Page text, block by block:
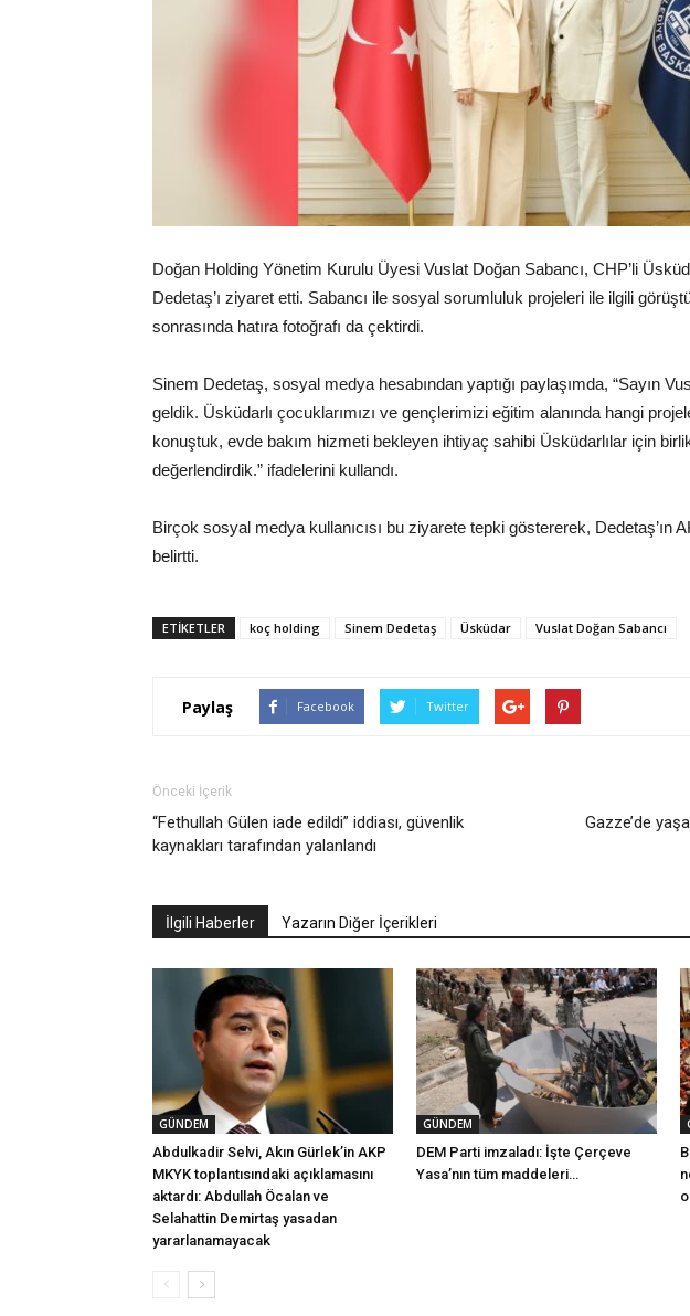
Doğan Holding Yönetim Kurulu Üyesi Vuslat Doğan Sabancı, CHP’li
Dedetaş’ı ziyaret etti. Sabancı ile sosyal sorumluluk projeleri ile ilgili
sonrasında hatıra fotoğrafı da çektirdi.
Sinem Dedetaş, sosyal medya hesabından yaptığı paylaşımda, “Sayın
geldik. Üsküdarlı çocuklarımızı ve gençlerimizi eğitim alanında hangi
konuştuk, evde bakım hizmeti bekleyen ihtiyaç sahibi Üsküdarlılar için
değerlendirdik.” ifadelerini kullandı.
Birçok sosyal medya kullanıcısı bu ziyarete tepki göstererek, Dedetaş’ın
belirtti.
ETIKETLER koç holding Sinem Dedetaş Üsküdar Vuslat Doğan Sabancı
Paylaş Facebook Twitter
Önceki İçerik
“Fethullah Gülen iade edildi” iddiası, güvenlik
kaynakları tarafından yalanlandı
Gazze’de
İlgili Haberler Yazarın Diğer İçerikleri
GÜNDEM
Abdulkadir Selvi, Akın Gürlek’in AKP
MKYK toplantısındaki açıklamasını
aktardı: Abdullah Öcalan ve
Selahattin Demirtaş yasadan
yararlanamayacak
GÜNDEM
DEM Parti imzaladı: İşte Çerçeve
Yasa’nın tüm maddeleri…